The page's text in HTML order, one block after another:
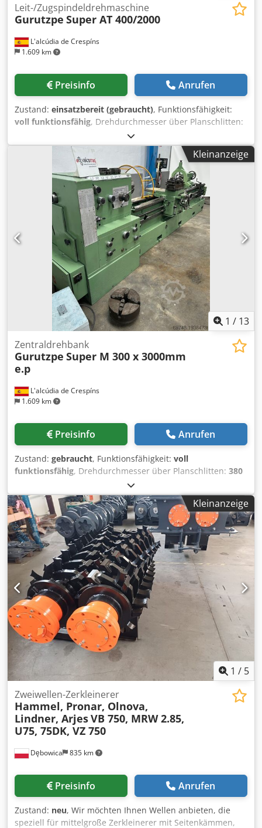
L'alcúdia de Crespíns
1.609 km
Leit-/Zugspindeldrehmaschine
Gurutzpe Super AT 400/2000
Preisinfo Anrufen
Zustand: einsatzbereit (gebraucht), Funktionsfähigkeit:
voll funktionsfähig, Drehdurchmesser über Planschlitten:
72 mm
mm, Drehlänge:2.000 mm, Drehmaschine GURUTZPE
Modell Super AT 400/2000, mit 2.000 mm Spitzenweite,
Umlaufdurchmesser über Bett 820 mm, über Planschlitten
550 mm, im Bett­ausschnitt 1.150 mm, Spindeldurchmesser
140 mm, 24 Drehzahlen von 9 bis 500 U/min, mit fester
Lünette, ausgestattet mit einem montierten 3-Backen-
Futter mit Durchmesser 00 mm. Dodpfx Alozbz Anjhekr
Kleinanzeige
1 / 13
L'alcúdia de Crespíns
1.609 km
Zentraldrehbank
Gurutzpe Super M 300 x 3000mm
e.p
Preisinfo Anrufen
Zustand: gebraucht, Funktionsfähigkeit: voll
funktionsfähig, Drehdurchmesser über Planschlitten: 380
72 mm, Drehdurchmesser:
mm, Hersteller: Gurutzpe Modell: Super M 300 Zulässige
Abmessungen: Spitzenweite: 3.000 mm
Umlaufdurchmesser über Bett: 600 mm
Umlaufdurchmesser über Support: 360 mm
Umlaufdurchmesser in der Bettbrücke: 780 mm Bettbreite:
415 mm Spindelbohrung: 72 mm Drehzahlen: 18
verfügbare Stufen: von 16 bis 1.000 U/min Motor: Leistung:
10 PS Ausstattung: Fagor Positionsanzeige
Schnellwechselrevolver Selbstzentrierendes und
einstellbares 4-Backen-Futter Dkodpfx Alowtwqajhsr
Lünette Gesamtzustand: Drehmaschine in gutem Zustand
Kleinanzeige
1 / 5
Dębowica 835 km
Zweiwellen-Zerkleinerer
Hammel, Pronar, Olnova,
Lindner, ArjesVB 750, MRW 2.85,
U75, 75DK, VZ 750
Preisinfo Anrufen
Zustand: neu, Wir möchten Ihnen Wellen anbieten, die
speziell für mittelgroße Zerkleinerer mit Seitenkämmen,